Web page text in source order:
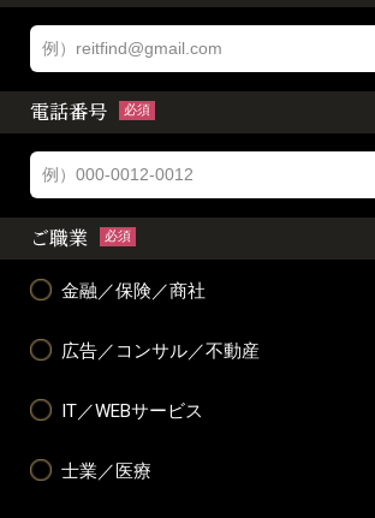
電話番号 必須
ご職業 必須
金融／保険／商社
広告／コンサル／不動産
IT／WEBサービス
士業／医療